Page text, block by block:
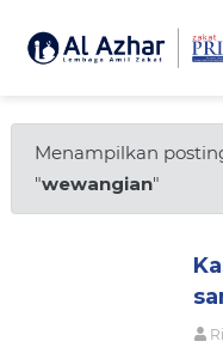
Menampilkan
"wewangian"